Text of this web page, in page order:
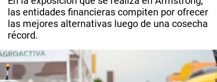
las entidades financieras compiten por ofrecer
las mejores alternativas luego de una cosecha
récord.